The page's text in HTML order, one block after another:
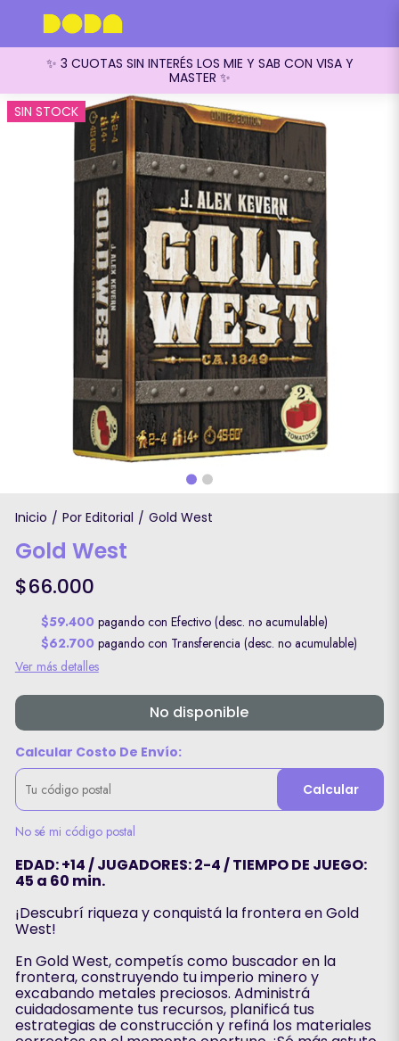
✨ 3 CUOTAS SIN INTERÉS LOS MIE Y SAB CON VISA Y
MASTER ✨
SIN STOCK
Inicio / Por Editorial / Gold West
Gold West
$66.000
$59.400 pagando con Efectivo (desc. no acumulable)
$62.700 pagando con Transferencia (desc. no acumulable)
Ver más detalles
No disponible
Calcular Costo De Envío:
Calcular
No sé mi código postal
EDAD: +14 / JUGADORES: 2-4 / TIEMPO DE JUEGO:
45 a 60 min.
¡Descubrí riqueza y conquistá la frontera en Gold
West!
En Gold West, competís como buscador en la
frontera, construyendo tu imperio minero y
excabando metales preciosos. Administrá
cuidadosamente tus recursos, planificá tus
estrategias de construcción y refiná los materiales